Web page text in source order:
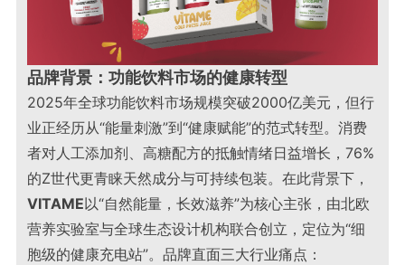
品牌背景：功能饮料市场的健康转型
2025年全球功能饮料市场规模突破2000亿美元，但行
业正经历从“能量刺激”到“健康赋能”的范式转型。消费
者对人工添加剂、高糖配方的抵触情绪日益增长，76%
的Z世代更青睐天然成分与可持续包装。在此背景下，
VITAME以“自然能量，长效滋养”为核心主张，由北欧
营养实验室与全球生态设计机构联合创立，定位为“细
胞级的健康充电站”。品牌直面三大行业痛点：